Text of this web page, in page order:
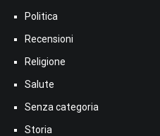
Politica
Recensioni
Religione
Salute
Senza categoria
Storia